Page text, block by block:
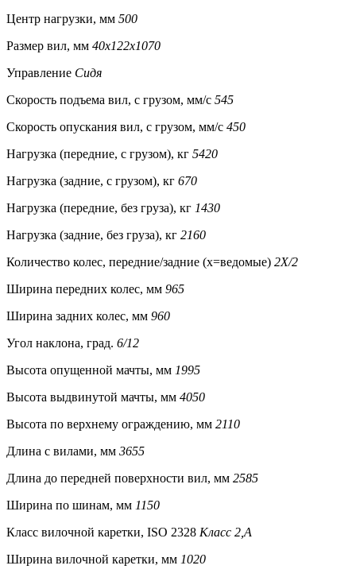
Центр нагрузки, мм 500
Размер вил, мм 40x122x1070
Управление Сидя
Скорость подъема вил, с грузом, мм/с 545
Скорость опускания вил, с грузом, мм/с 450
Нагрузка (передние, с грузом), кг 5420
Нагрузка (задние, с грузом), кг 670
Нагрузка (передние, без груза), кг 1430
Нагрузка (задние, без груза), кг 2160
Количество колес, передние/задние (x=ведомые) 2Х/2
Ширина передних колес, мм 965
Ширина задних колес, мм 960
Угол наклона, град. 6/12
Высота опущенной мачты, мм 1995
Высота выдвинутой мачты, мм 4050
Высота по верхнему ограждению, мм 2110
Длина с вилами, мм 3655
Длина до передней поверхности вил, мм 2585
Ширина по шинам, мм 1150
Класс вилочной каретки, ISO 2328 Класс 2,А
Ширина вилочной каретки, мм 1020